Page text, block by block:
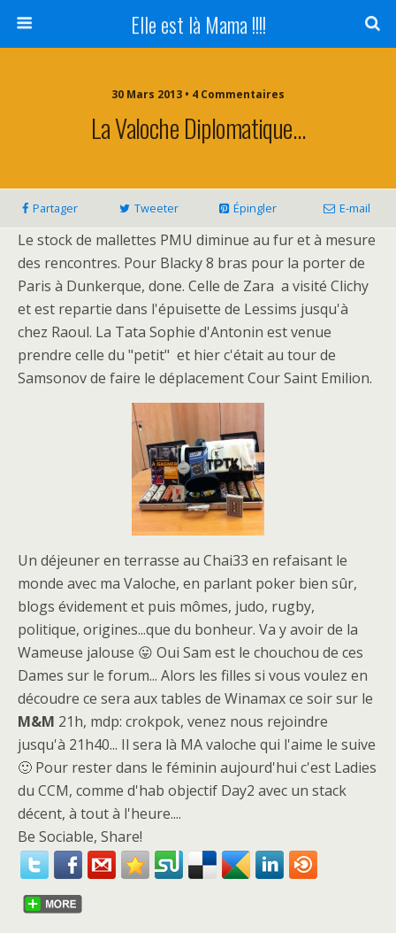
Elle est là Mama !!!!
30 Mars 2013 • 4 Commentaires
La Valoche Diplomatique…
Partager Tweeter Épingler E-mail
Le stock de mallettes PMU diminue au fur et à mesure
des rencontres. Pour Blacky 8 bras pour la porter de
Paris à Dunkerque, done. Celle de Zara a visité Clichy
et est repartie dans l'épuisette de Lessims jusqu'à
chez Raoul. La Tata Sophie d'Antonin est venue
prendre celle du "petit" et hier c'était au tour de
Samsonov de faire le déplacement Cour Saint Emilion.
Un déjeuner en terrasse au Chai33 en refaisant le
monde avec ma Valoche, en parlant poker bien sûr,
blogs évidement et puis mômes, judo, rugby,
politique, origines...que du bonheur. Va y avoir de la
Wameuse jalouse 😛 Oui Sam est le chouchou de ces
Dames sur le forum... Alors les filles si vous voulez en
découdre ce sera aux tables de Winamax ce soir sur le
M&M 21h, mdp: crokpok, venez nous rejoindre
jusqu'à 21h40... Il sera là MA valoche qui l'aime le suive
🙂 Pour rester dans le féminin aujourd'hui c'est Ladies
du CCM, comme d'hab objectif Day2 avec un stack
décent, à tout à l'heure....
Be Sociable, Share!